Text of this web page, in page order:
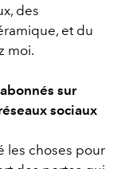
des
et du
moi.
sur
sociaux
les choses pour